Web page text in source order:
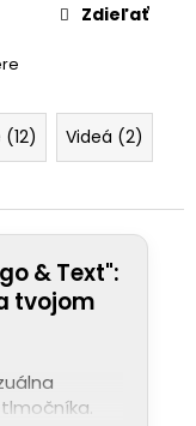
Zdieľať
Videá (2)
& Text":
tvojom